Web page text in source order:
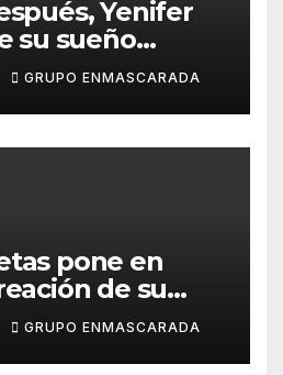
Yenifer
su sueño
el vídeo de
de San Juan de
el Grand Prix
GRUPO ENMASCARADA
pone en
de su
el Carnaval
GRUPO ENMASCARADA